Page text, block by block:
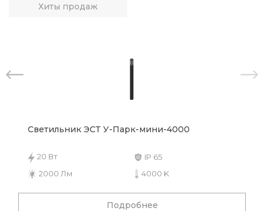
Хиты продаж
Светильник ЭСТ У-Парк-мини-4000
20 Вт
IP 65
2000 Лм
4000 K
Подробнее